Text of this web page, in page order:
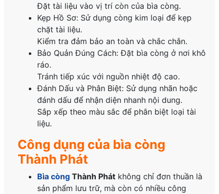
Đặt tài liệu vào vị trí còn của bìa còng.
Kẹp Hồ Sơ: Sử dụng còng kim loại để kẹp
chặt tài liệu.
Kiểm tra đảm bảo an toàn và chắc chắn.
Bảo Quản Đúng Cách: Đặt bìa còng ở nơi khô
ráo.
Tránh tiếp xúc với nguồn nhiệt độ cao.
Đánh Dấu và Phân Biệt: Sử dụng nhãn hoặc
đánh dấu để nhận diện nhanh nội dung.
Sắp xếp theo màu sắc để phân biệt loại tài
liệu.
Công dụng của bìa còng
Thành Phát
Bìa còng Thành Phát không chỉ đơn thuần là
sản phẩm lưu trữ, mà còn có nhiều công